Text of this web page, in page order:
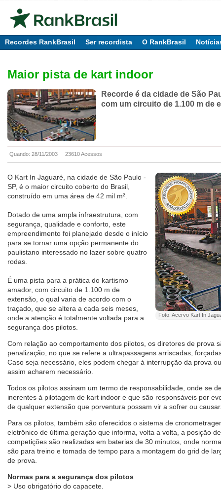
Recordes RankBrasil Ser recordista O RankBrasil
Maior pista de kart indoor
Recorde é da cidade de São
com um circuito de 1.100 m de
Quando: 28/11/2003 23610 Acessos
Foto: Acervo Kart In
O Kart In Jaguaré, na cidade de São Paulo -
SP, é o maior circuito coberto do Brasil,
construído em uma área de 42 mil m².
Dotado de uma ampla infraestrutura, com
segurança, qualidade e conforto, este
empreendimento foi planejado desde o início
para se tornar uma opção permanente do
paulistano interessado no lazer sobre quatro
rodas.
É uma pista para a prática do kartismo
amador, com circuito de 1.100 m de
extensão, o qual varia de acordo com o
traçado, que se altera a cada seis meses,
onde a atenção é totalmente voltada para a
segurança dos pilotos.
Com relação ao comportamento dos pilotos, os diretores de prova
penalização, no que se refere a ultrapassagens arriscadas,
Caso seja necessário, eles podem chegar à interrupção da prova
assim acharem necessário.
Todos os pilotos assinam um termo de responsabilidade, onde se
inerentes à pilotagem de kart indoor e que são responsáveis por
de qualquer extensão que porventura possam vir a sofrer ou
Para os pilotos, também são oferecidos o sistema de
eletrônico de última geração que informa, volta a volta, a posição
competições são realizadas em baterias de 30 minutos, onde
são para treino e tomada de tempo para a montagem do grid de
de prova.
Normas para a segurança dos pilotos
> Uso obrigatório do capacete.